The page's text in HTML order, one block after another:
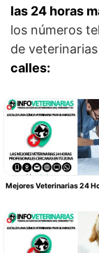
las 24 horas
los números
de
calles:
Mejores Veterinarias 24